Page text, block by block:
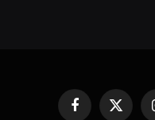
Facebook
X